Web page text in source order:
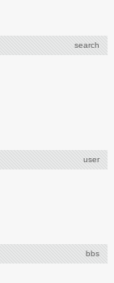
search
user
bbs